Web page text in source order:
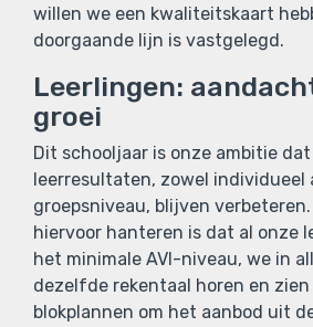
willen we een kwaliteitskaart
doorgaande lijn is vastgelegd.
Leerlingen:
groei
Dit schooljaar is onze ambitie
leerresultaten, zowel individueel
groepsniveau, blijven
hiervoor hanteren is dat al onze
het minimale AVI-niveau, we in
dezelfde rekentaal horen en
blokplannen om het aanbod uit